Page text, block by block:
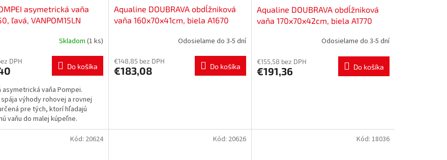
asymetrická vaňa
ľavá, VANPOM15LN
Skladom (1 ks)
DPH
Do košíka
asymetrická vaňa Pompei.
výhody rohovej a rovnej
pre tých, ktorí hľadajú
vaňu do malej kúpeľne.
Aqualine DOUBRAVA obdĺžniková
vaňa 160x70x41cm, biela A1670
Odosielame do 3-5 dní
€148,85 bez DPH
€183,08 Do košíka
Aqualine DOUBRAVA obdĺžniková
vaňa 170x70x42cm, biela A1770
Odosielame do 3-5 dní
€155,58 bez DPH
€191,36 Do košíka
Kód: 20624 Kód: 20626 Kód: 18036